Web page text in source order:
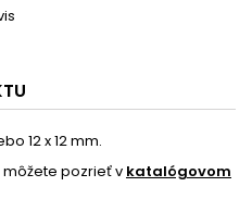
12 x 12 mm.
môžete pozrieť v katalógovom